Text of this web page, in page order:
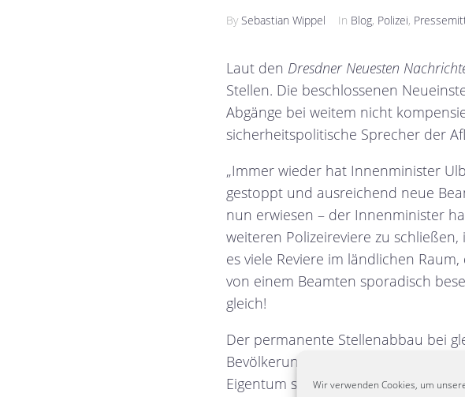
Wir verwenden Cookies, um
By Sebastian Wippel In Blog, Polizei,
Laut den Dresdner Neuesten
Stellen. Die beschlossenen
Abgänge bei weitem nicht
sicherheitspolitische Sprecher der
„Immer wieder hat Innenminister
gestoppt und ausreichend neue
nun erwiesen – der Innenminister
weiteren Polizeireviere zu
es viele Reviere im ländlichen
von einem Beamten sporadisch
gleich!
Der permanente Stellenabbau bei
Bevölkerung. Zunehmend laufen
Eigentum selbst, weil der Staat